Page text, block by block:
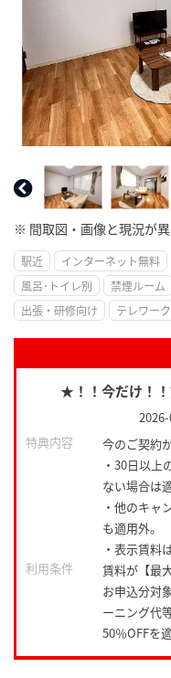
※ 間取図・画像と現況が異
駅近 インターネット無料
風呂･トイレ別
禁煙ルーム
出張・研修向け
テレワー
★！！今だけ！
特典内容
今のご契約
・30日以上
ない場合は
・他のキャ
も適用外。
・表示賃料
利用条件
賃料が【最
お申込分対
ーニング代
50％OFFを